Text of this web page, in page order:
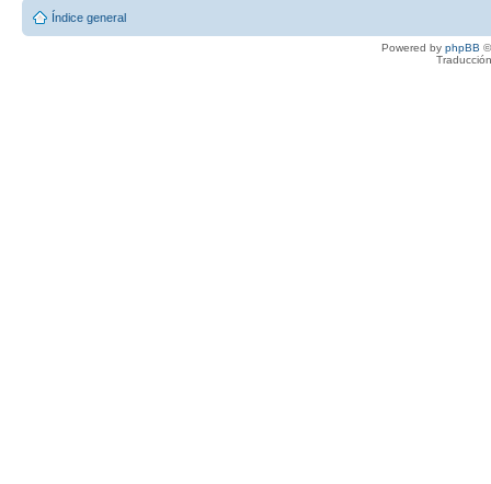
Índice general
Powered by phpBB